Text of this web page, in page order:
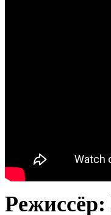
Режиссёр: